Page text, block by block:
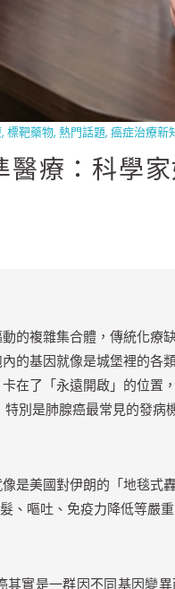
, 標靶藥物, 熱門話題, 癌症治療新
療：科學
的複雜集合體，傳統化療
的基因就像是城堡裡的各
在了「永遠開啟」的位置
別是肺腺癌最常見的發病
是美國對伊朗的「地毯式
、嘔吐、免疫力降低等嚴重
實是一群因不同基因變